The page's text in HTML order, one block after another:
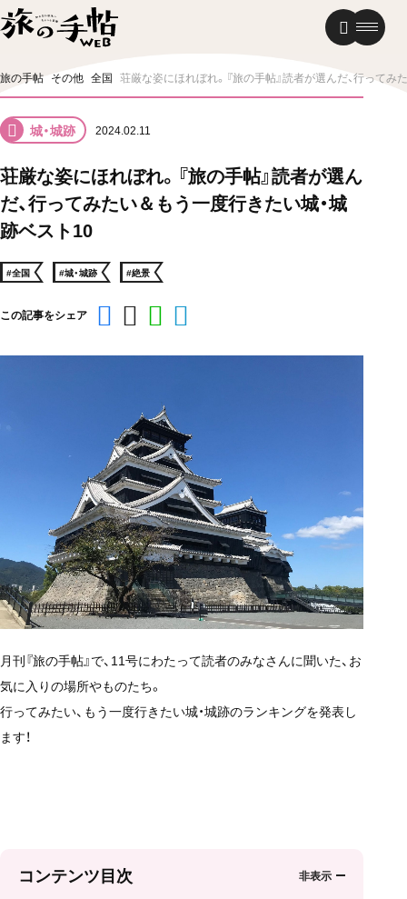
旅の手帖 その他 全国 荘厳な姿にほれぼれ。『旅の手帖』読者が選んだ、行って
城・城跡 2024.02.11
荘厳な姿にほれぼれ。『旅の手帖』読者が選ん
だ、行ってみたい＆もう一度行きたい城・城
跡ベスト10
#全国 #城・城跡 #絶景
この記事をシェア
月刊『旅の手帖』で、11号にわたって読者のみなさんに聞いた、お
気に入りの場所やものたち。
行ってみたい、もう一度行きたい城・城跡のランキングを発表し
ます！
コンテンツ目次
温泉
グルメ
街歩き
ニュース
新着記事